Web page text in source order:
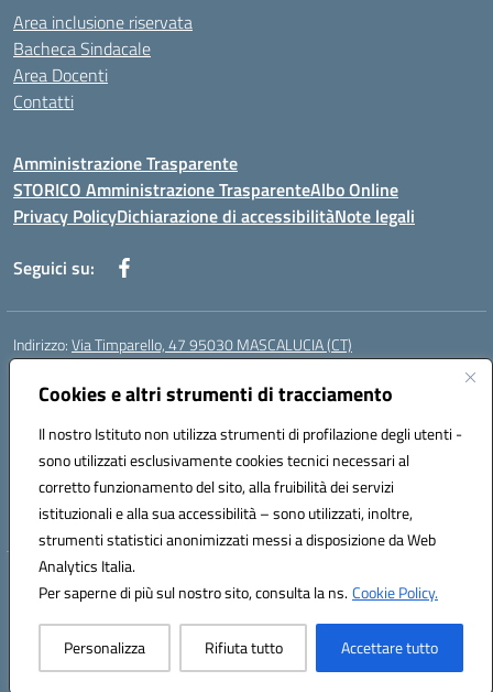
Cookies e altri strumenti di tracciamento
Il nostro Istituto non utilizza strumenti di profilazione degli utenti -
sono utilizzati esclusivamente cookies tecnici necessari al
corretto funzionamento del sito, alla fruibilità dei servizi
istituzionali e alla sua accessibilità – sono utilizzati, inoltre,
strumenti statistici anonimizzati messi a disposizione da Web
Analytics Italia.
Per saperne di più sul nostro sito, consulta la ns.Cookie Policy.
Personalizza Rifiuta tutto Accettare tutto
Area inclusione riservata
Bacheca Sindacale
Area Docenti
Contatti
Amministrazione Trasparente
STORICO Amministrazione TrasparenteAlbo Online
Privacy PolicyDichiarazione di accessibilitàNote legali
Seguici su:
Indirizzo:Via Timparello, 47 95030 MASCALUCIA (CT)
Centralino:
Posta elettronica certificata (PEC):ctic8bc002@pec.istruzione.it
Codice fiscale: 93238350875
Codice meccanografico:ctic8bc002
Codice Indice delle Pubbliche Amministrazioni (IPA): istsc_ctic8bc002
Codice unico di fatturazione (CUF): 2PO2JW
Hosting & Powered by 3D Solution S.r.l.
Concept & Design by Designers Italia